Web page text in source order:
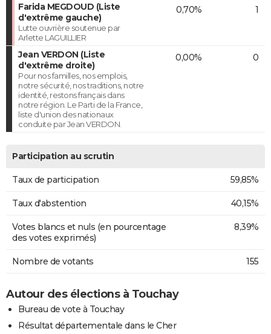
Farida MEGDOUD (Liste
d'extrême gauche)
Lutte ouvrière soutenue par
Arlette LAGUILLIER
0,70% 1
Jean VERDON (Liste
d'extrême droite)
Pour nos familles, nos emplois,
notre sécurité, nos traditions, notre
identité, restons français dans
notre région. Le Parti de la France,
liste d'union des nationaux
conduite par Jean VERDON.
0,00% 0
Participation au scrutin
Taux de participation 59,85%
Taux d'abstention 40,15%
Votes blancs et nuls (en pourcentage
des votes exprimés)
8,39%
Nombre de votants 155
Autour des élections à Touchay
Bureau de vote à Touchay
Résultat départementale dans le Cher